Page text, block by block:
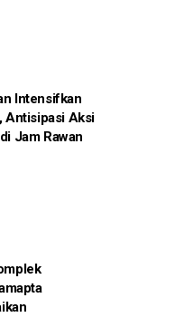
Intensifkan
Antisipasi Aksi
Jam Rawan